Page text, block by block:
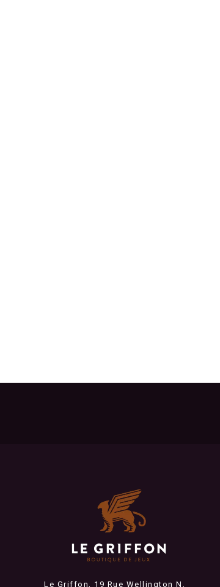
Le Griffon, 19 Rue Wellington N,